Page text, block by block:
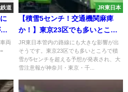
道
両
JR東日本
【積雪5センチ！交通機関麻痺
か！】東京23区でも多いところ
で大雪予想
JR東日本管内の路線にも大きな影響が出
そうです。東京23区でも多いところで積
雪が5センチを超える予想が発表され、大
雪注意報が神奈川・東京・千...